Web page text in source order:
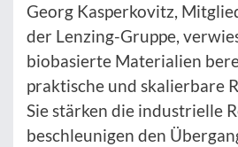
Georg Kasperkovitz,
der Lenzing-Gruppe,
biobasierte Materialien
praktische und skalierbare
Sie stärken die industrielle
beschleunigen den